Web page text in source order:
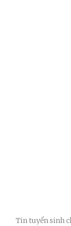
Tin tuyển sinh